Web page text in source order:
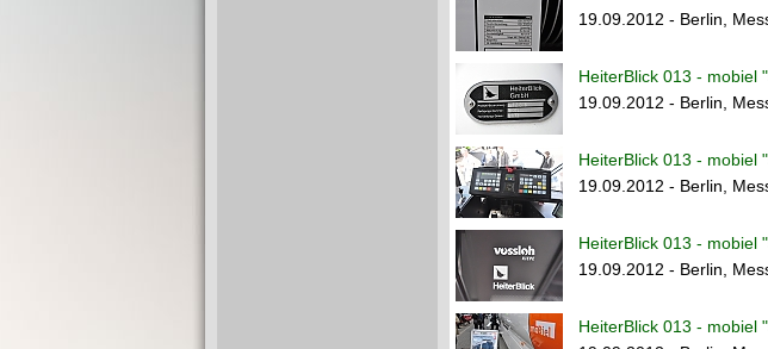
19.09.2012 - Berlin,
HeiterBlick 013 - mobiel
19.09.2012 - Berlin,
HeiterBlick 013 - mobiel
19.09.2012 - Berlin,
HeiterBlick 013 - mobiel
19.09.2012 - Berlin,
HeiterBlick 013 - mobiel